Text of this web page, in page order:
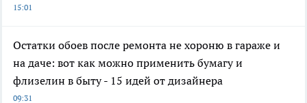
15:01
Остатки обоев после ремонта не хороню в гараже и
на даче: вот как можно применить бумагу и
флизелин в быту - 15 идей от дизайнера
09:31